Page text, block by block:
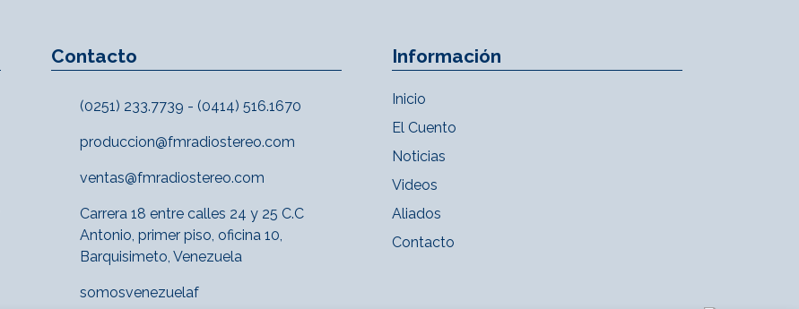
Contacto
(0251) 233.7739 - (0414) 516.1670
produccion@fmradiostereo.com
ventas@fmradiostereo.com
Carrera 18 entre calles 24 y 25 C.C
Antonio, primer piso, oficina 10,
Barquisimeto, Venezuela
somosvenezuelaf
Información
Inicio
El Cuento
Noticias
Videos
Aliados
Contacto